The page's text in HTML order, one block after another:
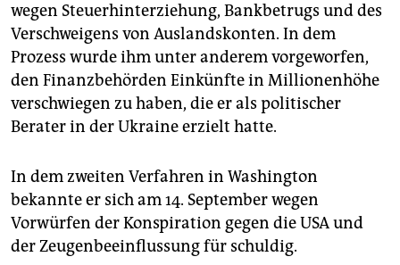
wegen Steuerhinterziehung, Bankbetrugs und des
Verschweigens von Auslandskonten. In dem
Prozess wurde ihm unter anderem vorgeworfen,
den Finanzbehörden Einkünfte in Millionenhöhe
verschwiegen zu haben, die er als politischer
Berater in der Ukraine erzielt hatte.
In dem zweiten Verfahren in Washington
bekannte er sich am 14. September wegen
Vorwürfen der Konspiration gegen die USA und
der Zeugenbeeinflussung für schuldig.